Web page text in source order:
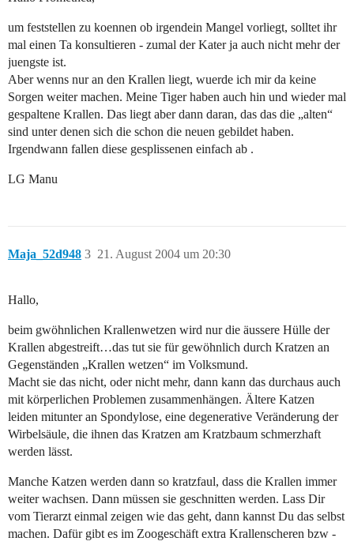
um feststellen zu koennen ob irgendein Mangel vorliegt, solltet ihr
mal einen Ta konsultieren - zumal der Kater ja auch nicht mehr der
juengste ist.
Aber wenns nur an den Krallen liegt, wuerde ich mir da keine
Sorgen weiter machen. Meine Tiger haben auch hin und wieder mal
gespaltene Krallen. Das liegt aber dann daran, das das die „alten“
sind unter denen sich die schon die neuen gebildet haben.
Irgendwann fallen diese gesplissenen einfach ab .
LG Manu
Maja_52d948 21. August 2004 um 20:30
3
Hallo,
beim gwöhnlichen Krallenwetzen wird nur die äussere Hülle der
Krallen abgestreift…das tut sie für gewöhnlich durch Kratzen an
Gegenständen „Krallen wetzen“ im Volksmund.
Macht sie das nicht, oder nicht mehr, dann kann das durchaus auch
mit körperlichen Problemen zusammenhängen. Ältere Katzen
leiden mitunter an Spondylose, eine degenerative Veränderung der
Wirbelsäule, die ihnen das Kratzen am Kratzbaum schmerzhaft
werden lässt.
Manche Katzen werden dann so kratzfaul, dass die Krallen immer
weiter wachsen. Dann müssen sie geschnitten werden. Lass Dir
vom Tierarzt einmal zeigen wie das geht, dann kannst Du das selbst
machen. Dafür gibt es im Zoogeschäft extra Krallenscheren bzw -